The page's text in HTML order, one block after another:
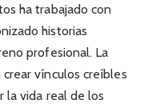
ha trabajado con
historias
profesional. La
vínculos creíbles
la vida real de los